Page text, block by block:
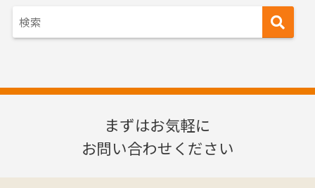
まずはお気軽に
お問い合わせください